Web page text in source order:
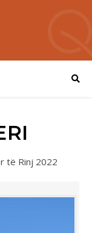
të Rinj 2022